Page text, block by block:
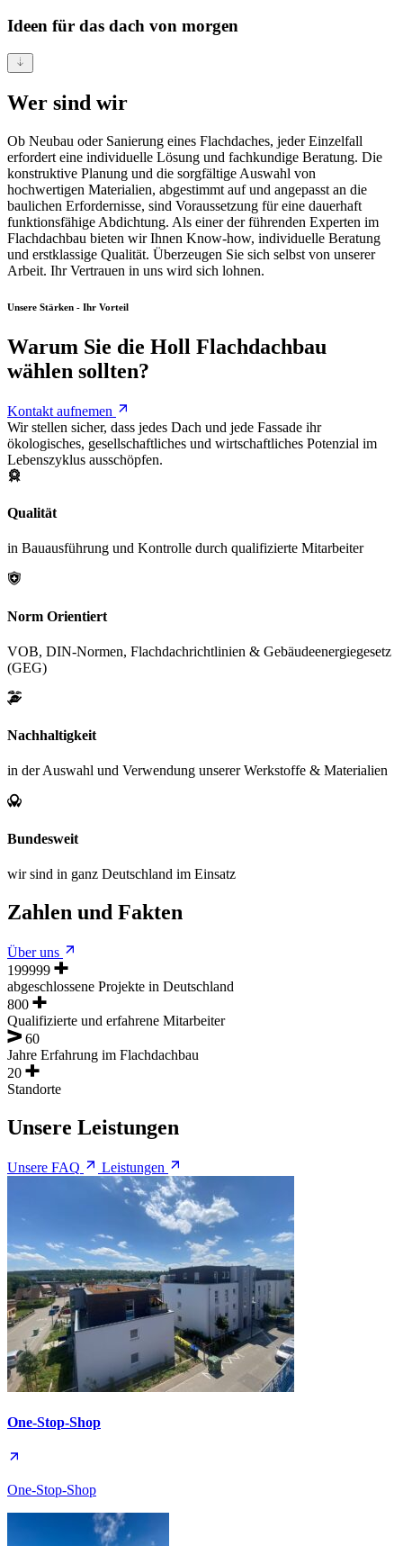
Ideen für das dach von morgen
Wer sind wir
Ob Neubau oder Sanierung eines Flachdaches, jeder Einzelfall
erfordert eine individuelle Lösung und fachkundige Beratung. Die
konstruktive Planung und die sorgfältige Auswahl von
hochwertigen Materialien, abgestimmt auf und angepasst an die
baulichen Erfordernisse, sind Voraussetzung für eine dauerhaft
funktionsfähige Abdichtung. Als einer der führenden Experten im
Flachdachbau bieten wir Ihnen Know-how, individuelle Beratung
und erstklassige Qualität. Überzeugen Sie sich selbst von unserer
Arbeit. Ihr Vertrauen in uns wird sich lohnen.
Unsere Stärken - Ihr Vorteil
Warum Sie die Holl Flachdachbau
wählen sollten?
Kontakt aufnemen
Wir stellen sicher, dass jedes Dach und jede Fassade ihr
ökologisches, gesellschaftliches und wirtschaftliches Potenzial im
Lebenszyklus ausschöpfen.
Qualität
in Bauausführung und Kontrolle durch qualifizierte Mitarbeiter
Norm Orientiert
VOB, DIN-Normen, Flachdachrichtlinien & Gebäudeenergiegesetz
(GEG)
Nachhaltigkeit
in der Auswahl und Verwendung unserer Werkstoffe & Materialien
Bundesweit
wir sind in ganz Deutschland im Einsatz
Zahlen und Fakten
Über uns
200000
abgeschlossene Projekte in Deutschland
800
Qualifizierte und erfahrene Mitarbeiter
60
Jahre Erfahrung im Flachdachbau
20
Standorte
Unsere Leistungen
Unsere FAQ Leistungen
One-Stop-Shop
One-Stop-Shop